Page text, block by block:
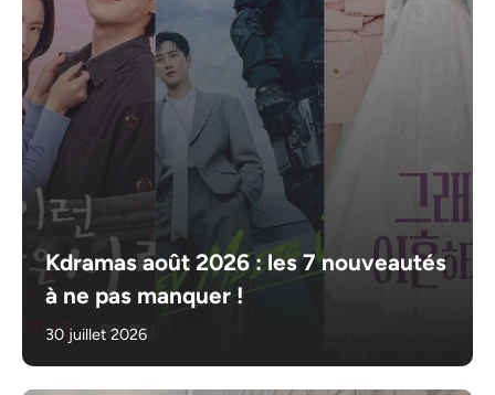
Kdramas août 2026 : les 7 nouveautés
à ne pas manquer !
30 juillet 2026